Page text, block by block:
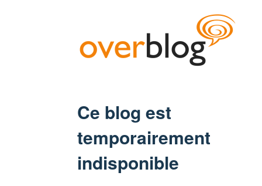
Ce blog est
temporairement
indisponible